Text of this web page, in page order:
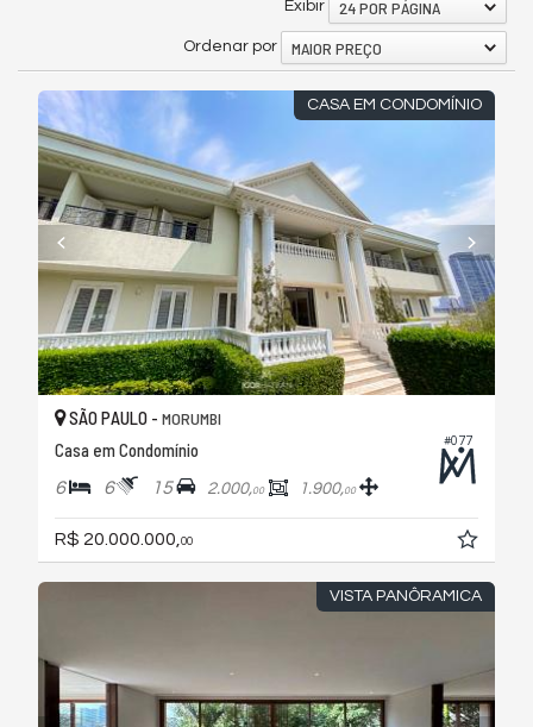
Exibir 24 POR PÁGINA
Ordenar por MAIOR PREÇO
CASA EM CONDOMÍNIO
#077
SÃO PAULO - MORUMBI
Casa em Condomínio
6 6 15 2.000,00 1.900,00
R$ 20.000.000, 00
VISTA PANÔRAMICA